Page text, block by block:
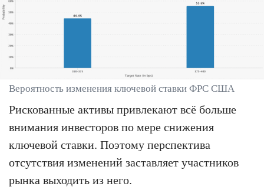
Вероятность изменения ключевой ставки ФРС США
Рискованные активы привлекают всё больше
внимания инвесторов по мере снижения
ключевой ставки. Поэтому перспектива
отсутствия изменений заставляет участников
рынка выходить из него.